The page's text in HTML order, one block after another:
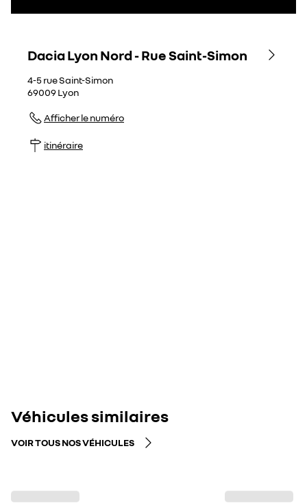
Dacia Lyon Nord - Rue Saint-Simon
4-5 rue Saint-Simon
69009Lyon
Afficher le numéro
itinéraire
Véhicules similaires
VOIR TOUS NOS VÉHICULES